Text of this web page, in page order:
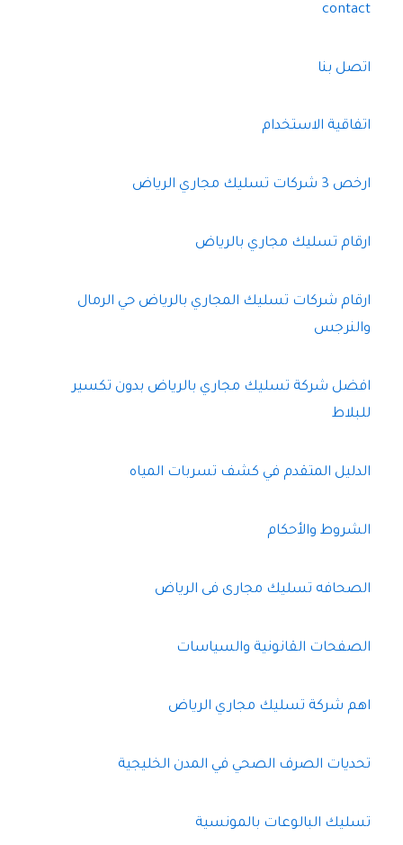
contact
اتصل بنا
اتفاقية الاستخدام
ارخص 3 شركات تسليك مجاري الرياض
ارقام تسليك مجاري بالرياض
ارقام شركات تسليك المجاري بالرياض حي الرمال
والنرجس
افضل شركة تسليك مجاري بالرياض بدون تكسير
للبلاط
الدليل المتقدم في كشف تسربات المياه
الشروط والأحكام
الصحافه تسليك مجارى فى الرياض
الصفحات القانونية والسياسات
اهم شركة تسليك مجاري الرياض
تحديات الصرف الصحي في المدن الخليجية
تسليك البالوعات بالمونسية